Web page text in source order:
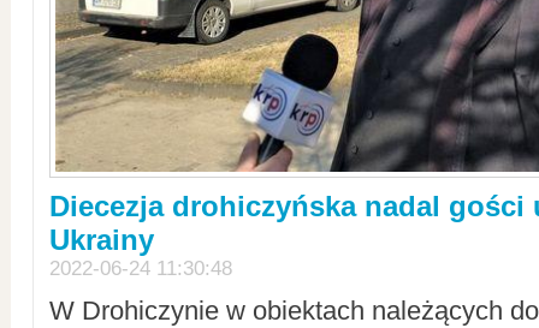
Diecezja drohiczyńska nadal gości
Ukrainy
2022-06-24 11:30:48
W Drohiczynie w obiektach należących